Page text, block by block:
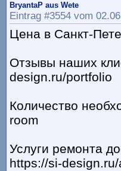
BryantaP aus Wete
Eintrag #3554 vom
Цена в Санкт-
Отзывы наших
design.ru/portfolio
Количество
room
Услуги ремонта
https://si-